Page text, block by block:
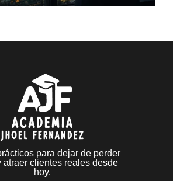
para dejar de perder
atraer clientes reales desde
hoy.